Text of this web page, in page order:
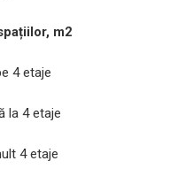
m2
4 etaje
la 4 etaje
4 etaje